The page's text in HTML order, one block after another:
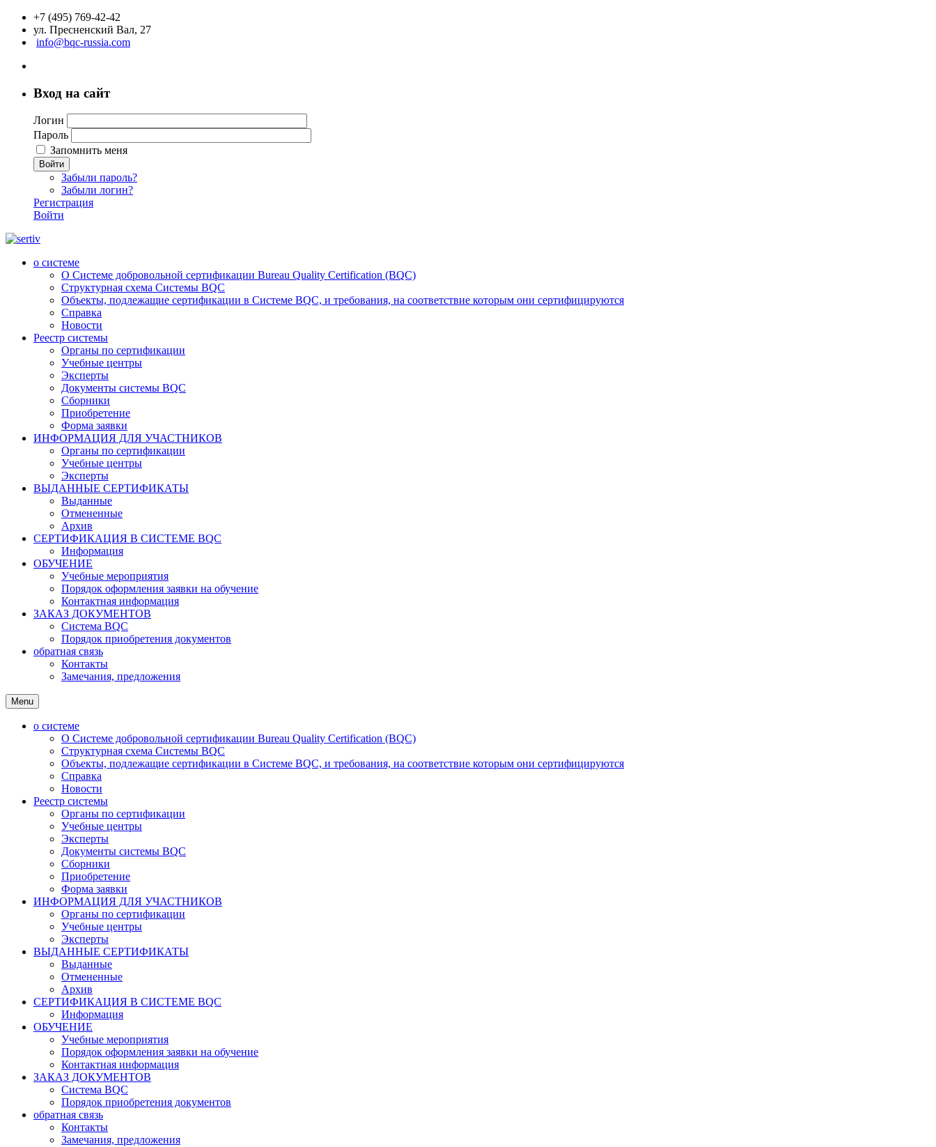
+7 (495) 769-42-42
ул. Пресненский Вал, 27
info@bqc-russia.com
Вход на сайт
Логин
Пароль
Запомнить меня
Войти
Забыли пароль?
Забыли логин?
Регистрация
Войти
о системе
О Системе добровольной сертификации Bureau Quality Certification (BQC)
Структурная схема Системы BQC
Объекты, подлежащие сертификации в Системе BQC, и требования, на соответствие которым они сертифицируются
Справка
Новости
Реестр системы
Органы по сертификации
Учебные центры
Эксперты
Документы системы BQC
Сборники
Приобретение
Форма заявки
ИНФОРМАЦИЯ ДЛЯ УЧАСТНИКОВ
Органы по сертификации
Учебные центры
Эксперты
ВЫДАННЫЕ СЕРТИФИКАТЫ
Выданные
Отмененные
Архив
СЕРТИФИКАЦИЯ В СИСТЕМЕ BQC
Информация
ОБУЧЕНИЕ
Учебные мероприятия
Порядок оформления заявки на обучение
Контактная информация
ЗАКАЗ ДОКУМЕНТОВ
Система BQC
Порядок приобретения документов
обратная связь
Контакты
Замечания, предложения
Menu
о системе
О Системе добровольной сертификации Bureau Quality Certification (BQC)
Структурная схема Системы BQC
Объекты, подлежащие сертификации в Системе BQC, и требования, на соответствие которым они сертифицируются
Справка
Новости
Реестр системы
Органы по сертификации
Учебные центры
Эксперты
Документы системы BQC
Сборники
Приобретение
Форма заявки
ИНФОРМАЦИЯ ДЛЯ УЧАСТНИКОВ
Органы по сертификации
Учебные центры
Эксперты
ВЫДАННЫЕ СЕРТИФИКАТЫ
Выданные
Отмененные
Архив
СЕРТИФИКАЦИЯ В СИСТЕМЕ BQC
Информация
ОБУЧЕНИЕ
Учебные мероприятия
Порядок оформления заявки на обучение
Контактная информация
ЗАКАЗ ДОКУМЕНТОВ
Система BQC
Порядок приобретения документов
обратная связь
Контакты
Замечания, предложения